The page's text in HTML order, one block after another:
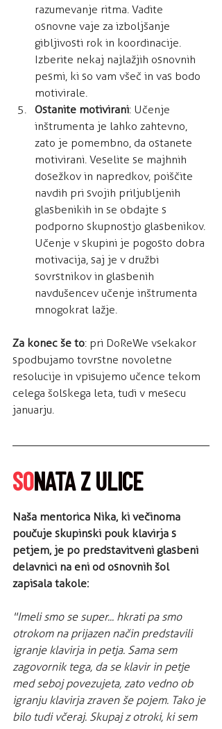
razumevanje ritma. Vadite
osnovne vaje za izboljšanje
gibljivosti rok in koordinacije.
Izberite nekaj najlažjih osnovnih
pesmi, ki so vam všeč in vas bodo
motivirale.
Ostanite motivirani: Učenje
inštrumenta je lahko zahtevno,
zato je pomembno, da ostanete
motivirani. Veselite se majhnih
dosežkov in napredkov, poiščite
navdih pri svojih priljubljenih
glasbenikih in se obdajte s
podporno skupnostjo glasbenikov.
Učenje v skupini je pogosto dobra
motivacija, saj je v družbi
sovrstnikov in glasbenih
navdušencev učenje inštrumenta
mnogokrat lažje.
Za konec še to: pri DoReWe vsekakor
spodbujamo tovrstne novoletne
resolucije in vpisujemo učence tekom
celega šolskega leta, tudi v mesecu
januarju.
SONATA Z ULICE
Naša mentorica Nika, ki večinoma
poučuje skupinski pouk klavirja s
petjem, je po predstavitveni glasbeni
delavnici na eni od osnovnih šol
zapisala takole:
"Imeli smo se super... hkrati pa smo
otrokom na prijazen način predstavili
igranje klavirja in petja. Sama sem
zagovornik tega, da se klavir in petje
med seboj povezujeta, zato vedno ob
igranju klavirja zraven še pojem. Tako je
bilo tudi včeraj. Skupaj z otroki, ki sem